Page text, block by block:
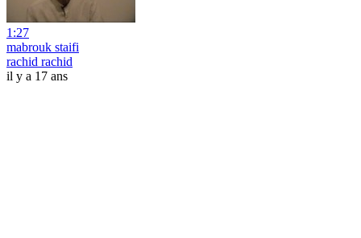
1:27
mabrouk staifi
rachid rachid
il y a 17 ans